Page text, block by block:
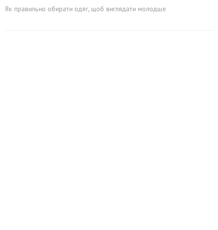
Як правильно обирати одяг, щоб виглядати молодше